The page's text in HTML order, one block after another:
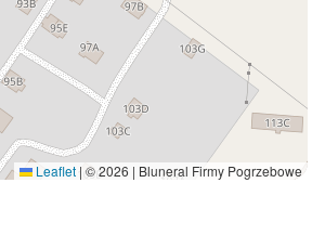
Leaflet | © 2026 | Bluneral Firmy Pogrzebowe